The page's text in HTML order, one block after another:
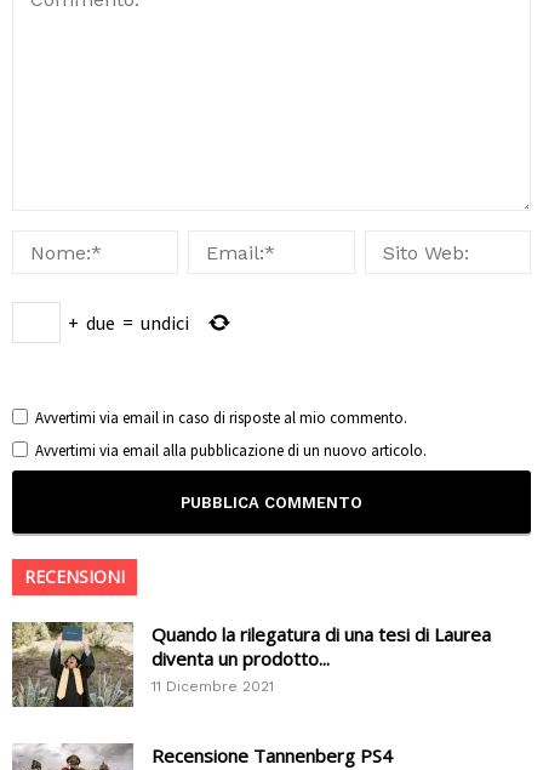
+ due = undici
Avvertimi via email in caso di risposte al mio commento.
Avvertimi via email alla pubblicazione di un nuovo articolo.
RECENSIONI
Quando la rilegatura di una tesi di Laurea
diventa un prodotto...
11 Dicembre 2021
Recensione Tannenberg PS4